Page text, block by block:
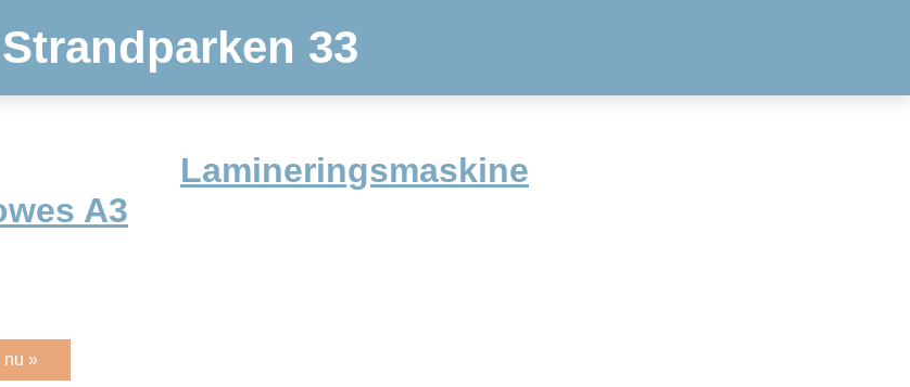
Strandparken 33
Lamineringsmaskine
A3
nu »